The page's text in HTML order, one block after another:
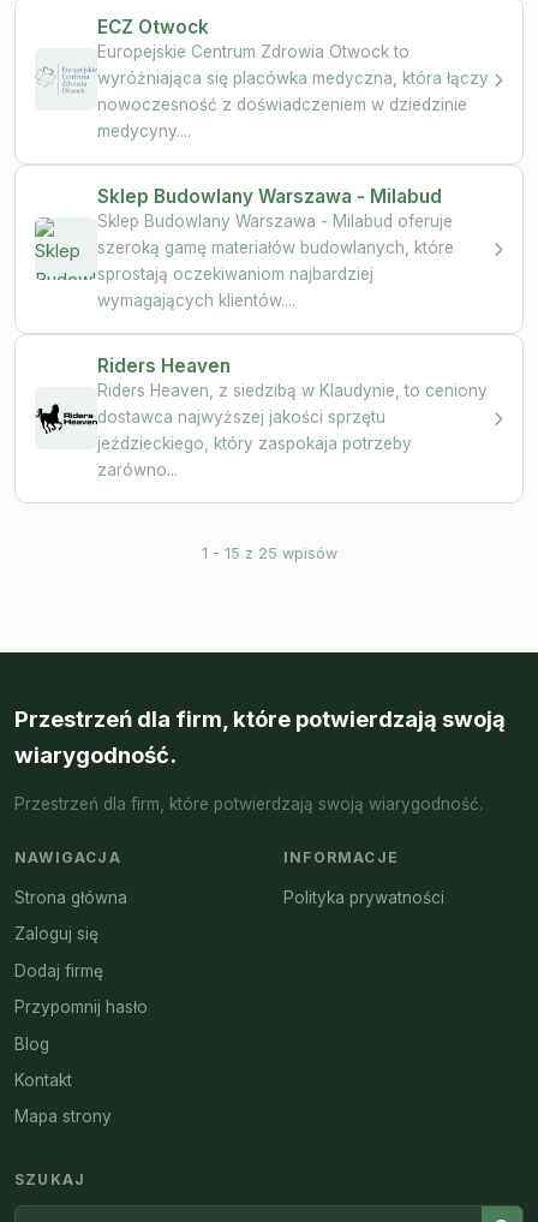
ECZ Otwock
Europejskie Centrum Zdrowia Otwock to
wyróżniająca się placówka medyczna, która łączy
nowoczesność z doświadczeniem w dziedzinie
medycyny....
Sklep Budowlany Warszawa - Milabud
Sklep Budowlany Warszawa - Milabud oferuje
szeroką gamę materiałów budowlanych, które
sprostają oczekiwaniom najbardziej
wymagających klientów....
Riders Heaven
Riders Heaven, z siedzibą w Klaudynie, to ceniony
dostawca najwyższej jakości sprzętu
jeździeckiego, który zaspokaja potrzeby
zarówno...
1 - 15 z 25 wpisów
Przestrzeń dla firm, które potwierdzają swoją
wiarygodność.
Przestrzeń dla firm, które potwierdzają swoją wiarygodność.
NAWIGACJA
Strona główna
Zaloguj się
Dodaj firmę
Przypomnij hasło
Blog
Kontakt
Mapa strony
INFORMACJE
Polityka prywatności
SZUKAJ